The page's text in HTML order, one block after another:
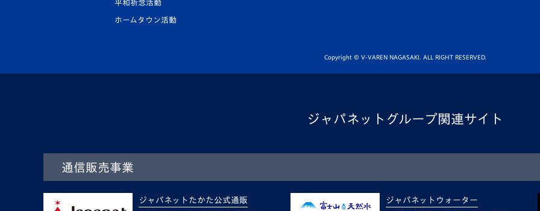
平和祈念活動
ホームタウン活動
Copyright © V-VAREN NAGASAKI. ALL RIGHT RESERVED.
ジャパネットグループ関連サイト
通信販売事業
ジャパネットたかた公式通販 ジャパネットウォーター